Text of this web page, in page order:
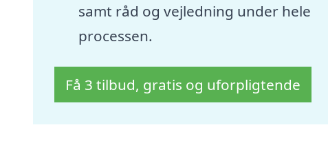
samt råd og vejledning under hele
processen.
Få 3 tilbud, gratis og uforpligtende